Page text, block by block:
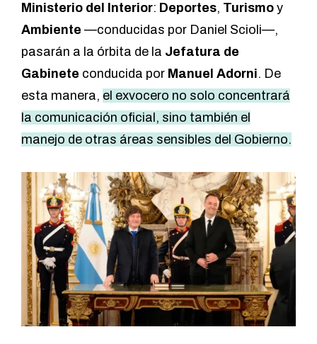
Ministerio del Interior: Deportes, Turismo y
Ambiente —conducidas por Daniel Scioli—,
pasarán a la órbita de la Jefatura de
Gabinete conducida por Manuel Adorni. De
esta manera, el exvocero no solo concentrará
la comunicación oficial, sino también el
manejo de otras áreas sensibles del Gobierno.